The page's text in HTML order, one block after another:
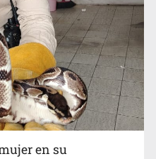
red transnacional de
en su